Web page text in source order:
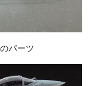
パーツ